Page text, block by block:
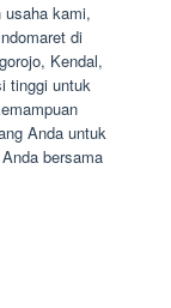
usaha kami,
di
Kendal,
tinggi untuk
Anda untuk
bersama